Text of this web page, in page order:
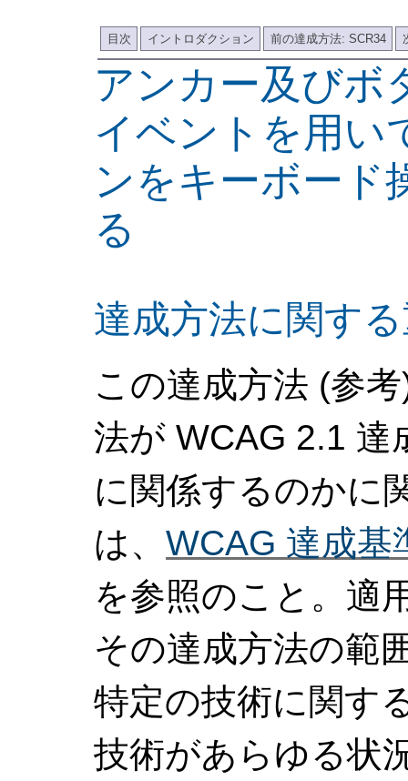
目次 イントロダクション 前の達成方法: SCR34
アンカー及びボ
イベントを用い
ンをキーボード
る
達成方法に関す
この達成方法 (参
法が WCAG 2.1 達
に関係するのかに
は、 WCAG 達成基
を参照のこと。適
その達成方法の範
特定の技術に関す
技術があらゆる状